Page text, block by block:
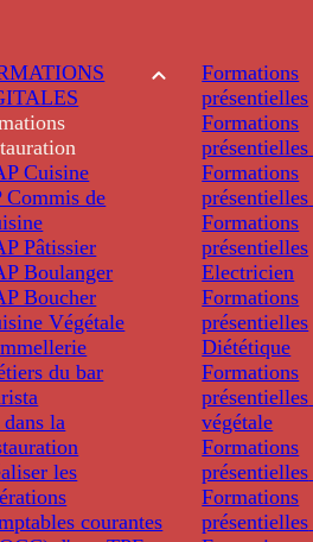
Cuisine
Commis de
Pâtissier
Boulanger
Boucher
Végétale
du bar
la
les
courantes
Formations
présentielles
Formations
présentielles
Formations
présentielles
Formations
présentielles
Electricien
Formations
présentielles
Diététique
Formations
présentielles
végétale
Formations
présentielles
Formations
présentielles